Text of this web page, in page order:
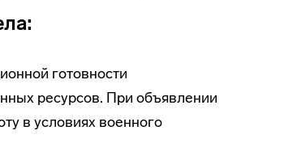
готовности
ресурсов. При объявлении
в условиях военного